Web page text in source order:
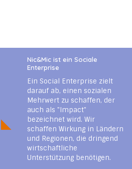
Nic&Mic ist ein Sociale
Enterprise
Ein Social Enterprise zielt
darauf ab, einen sozialen
Mehrwert zu schaffen, der
auch als "Impact"
bezeichnet wird. Wir
schaffen Wirkung in Ländern
und Regionen, die dringend
wirtschaftliche
Unterstützung benötigen.